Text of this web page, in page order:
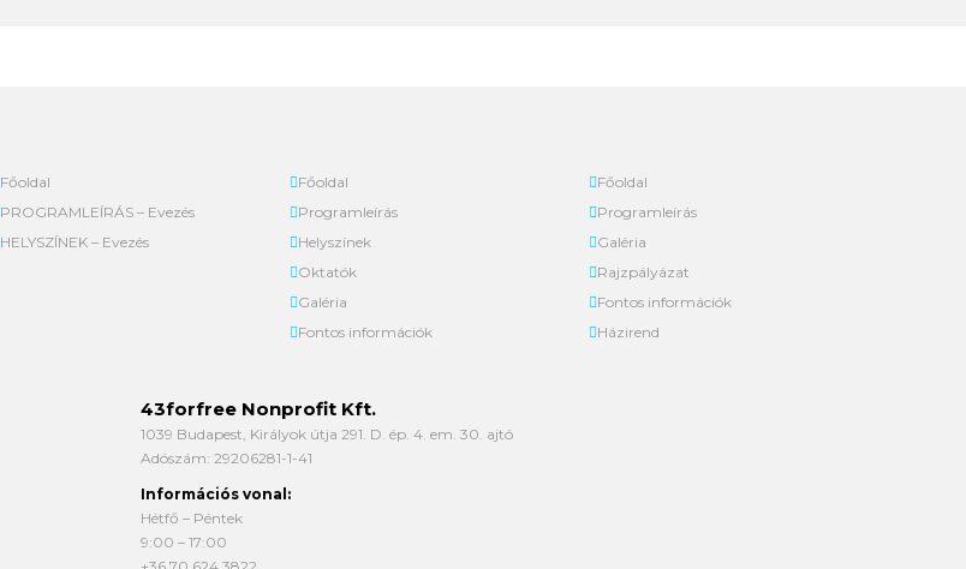
Főoldal
PROGRAMLEÍRÁS – Evezés
HELYSZÍNEK – Evezés
Főoldal
Programleírás
Helyszínek
Oktatók
Galéria
Fontos információk
Főoldal
Programleírás
Galéria
Rajzpályázat
Fontos információk
Házirend
43forfree Nonprofit Kft.
1039 Budapest, Királyok útja 291. D. ép. 4. em. 30. ajtó
Adószám: 29206281-1-41
Információs vonal:
Hétfő – Péntek
9:00 – 17:00